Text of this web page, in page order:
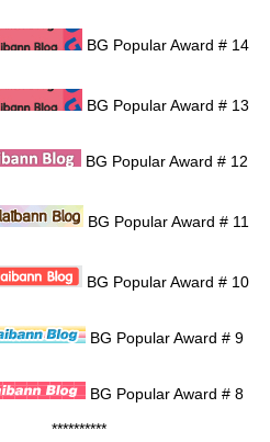
BG Popular Award # 14
BG Popular Award # 13
BG Popular Award # 12
BG Popular Award # 11
BG Popular Award # 10
BG Popular Award # 9
BG Popular Award # 8
**********